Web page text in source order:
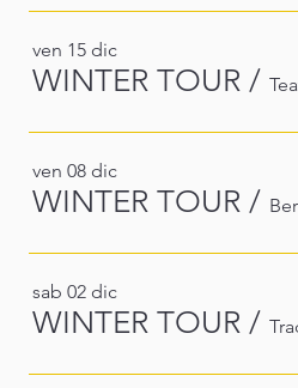
ven 15 dic
WINTER TOUR /
ven 08 dic
WINTER TOUR /
sab 02 dic
WINTER TOUR /